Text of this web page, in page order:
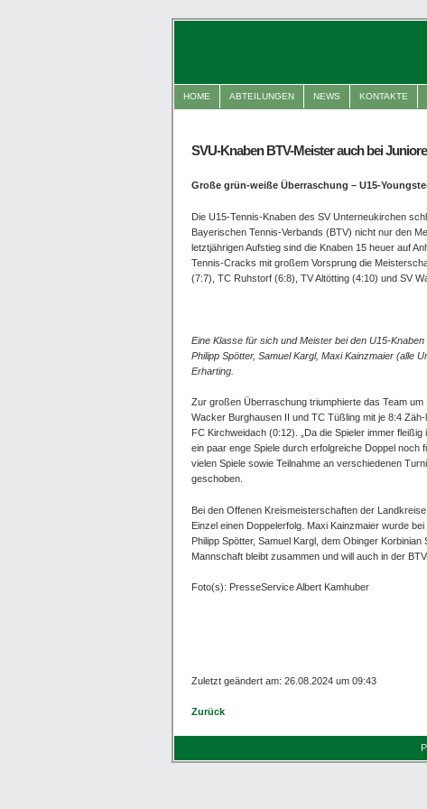
HOME ABTEILUNGEN NEWS KONTAKTE
SVU-Knaben BTV-Meister auch bei
Große grün-weiße Überraschung – U15-
Die U15-Tennis-Knaben des SV Unterneukirchen
Bayerischen Tennis-Verbands (BTV) nicht nur den
letztjährigen Aufstieg sind die Knaben 15 heuer auf
Tennis-Cracks mit großem Vorsprung die
(7:7), TC Ruhstorf (6:8), TV Altötting (4:10) und SV
Eine Klasse für sich und Meister bei den U15-
Philipp Spötter, Samuel Kargl, Maxi Kainzmaier (alle
Erharting.
Zur großen Überraschung triumphierte das Team
Wacker Burghausen II und TC Tüßling mit je 8:4
FC Kirchweidach (0:12). „Da die Spieler immer
ein paar enge Spiele durch erfolgreiche Doppel
vielen Spiele sowie Teilnahme an verschiedenen
geschoben.
Bei den Offenen Kreismeisterschaften der
Einzel einen Doppelerfolg. Maxi Kainzmaier wurde
Philipp Spötter, Samuel Kargl, dem Obinger
Mannschaft bleibt zusammen und will auch in der
Foto(s): PresseService Albert Kamhuber
Zuletzt geändert am: 26.08.2024 um 09:43
Zurück